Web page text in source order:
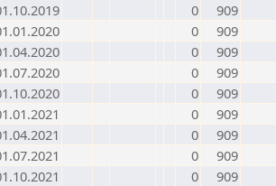
0
909
0
909
0
909
0
909
0
909
0
909
0
909
0
909
0
909